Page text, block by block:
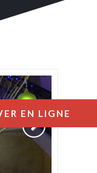
EN LIGNE